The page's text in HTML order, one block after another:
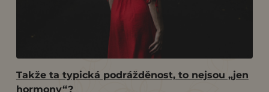
Takže ta typická podrážděnost, to nejsou „jen
hormony“?